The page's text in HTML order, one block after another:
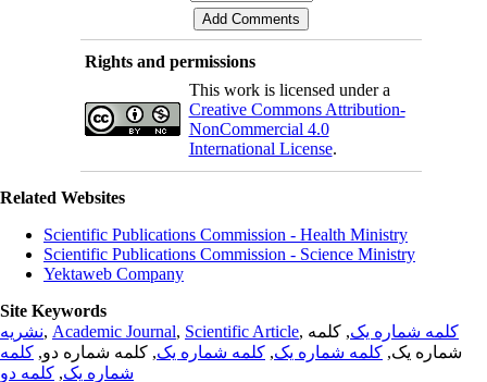
Rights and permissions
This work is licensed under a
Creative Commons Attribution-
NonCommercial 4.0
International License.
Related Websites
Scientific Publications Commission - Health Ministry
Scientific Publications Commission - Science Ministry
Yektaweb Company
Site Keywords
نشریه, Academic Journal, Scientific Article, کلمه شماره یک, کلمه
شماره یک, کلمه شماره یک, کلمه شماره یک, کلمه شماره دو, کلمه
شماره یک, کلمه دو